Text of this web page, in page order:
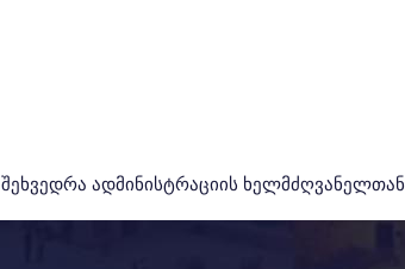
Next
შეხვედრა ადმინისტრაციის ხელმძღვანელთან